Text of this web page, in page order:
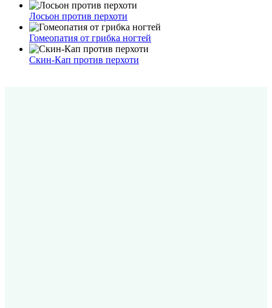
Лосьон против перхоти
Гомеопатия от грибка ногтей
Скин-Кап против перхоти